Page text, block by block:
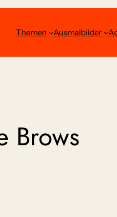
Themen Ausmalbilder
Brows